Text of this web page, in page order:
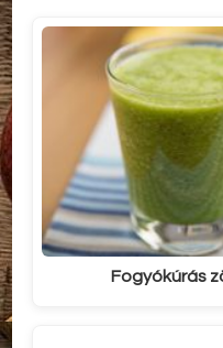
Fogyókúrás